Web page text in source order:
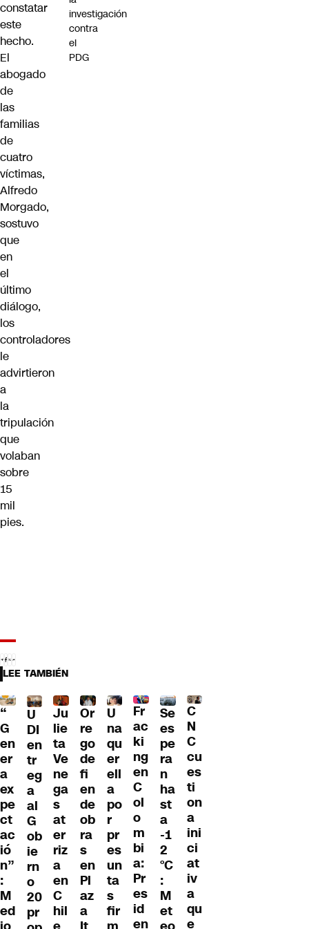
constatar
este
hecho.
El
abogado
de
las
familias
de
cuatro
víctimas,
Alfredo
Morgado,
sostuvo
que
en
el
último
diálogo,
los
controladores
le
advirtieron
a
la
tripulación
que
volaban
sobre
15
mil
pies.
investigación
contra
el
PDG
LEE TAMBIÉN
“
G
en
er
a
ex
pe
ct
ac
ió
n”
:
M
ed
U
DI
en
tr
eg
a
al
G
ob
ie
rn
o
20
pr
Ju
lie
ta
Ve
ne
ga
s
at
er
riz
a
en
C
hil
Or
re
go
de
fi
en
de
ob
ra
s
en
Pl
az
a
U
na
qu
er
ell
a
po
r
pr
es
un
ta
s
fir
Fr
ac
ki
ng
en
C
ol
o
m
bi
a:
Pr
es
id
en
Se
es
pe
ra
n
ha
st
a
-1
2
°C
:
M
et
C
N
C
cu
es
ti
on
a
ini
ci
at
iv
a
qu
e